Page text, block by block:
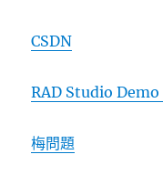
CSDN
RAD Studio Demo
梅問題